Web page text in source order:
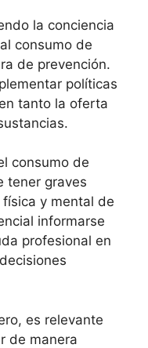
la conciencia
consumo de
de prevención.
políticas
tanto la oferta
consumo de
tener graves
y mental de
informarse
profesional en
es relevante
de manera